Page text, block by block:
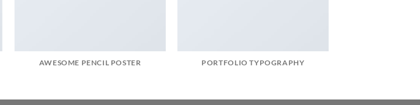
AWESOME PENCIL POSTER PORTFOLIO TYPOGRAPHY